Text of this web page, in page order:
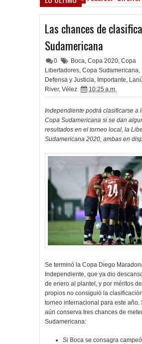
Las chances de
Sudamericana
0 Boca, Copa 2020, Copa
Libertadores, Copa Sudamericana,
Defensa y Justicia, Importante,
River, Vélez 10:25 a.m.
Independiente podrá clasificarse a
Copa Sudamericana si se dan
resultados en el torneo local, la
Sudamericana 2020, ambas en
Se terminó la Copa Diego
Independiente, que ya dio
de enero al plantel, y por méritos
propios no consiguió la
torneo internacional para este año.
aún conserva tres chances de
Sudamericana:
Si Boca se consagra